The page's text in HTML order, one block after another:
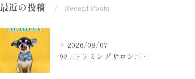
最近の投稿 Recent Posts
2026/08/07
୨୧ ∴トリミングサロン∴ ୨୧